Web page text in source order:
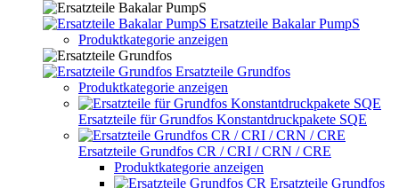
Ersatzteile Bakalar PumpS
Produktkategorie anzeigen
Ersatzteile Grundfos
Produktkategorie anzeigen
Ersatzteile für Grundfos Konstantdruckpakete SQE
Ersatzteile Grundfos CR / CRI / CRN / CRE
Produktkategorie anzeigen
Ersatzteile Grundfos